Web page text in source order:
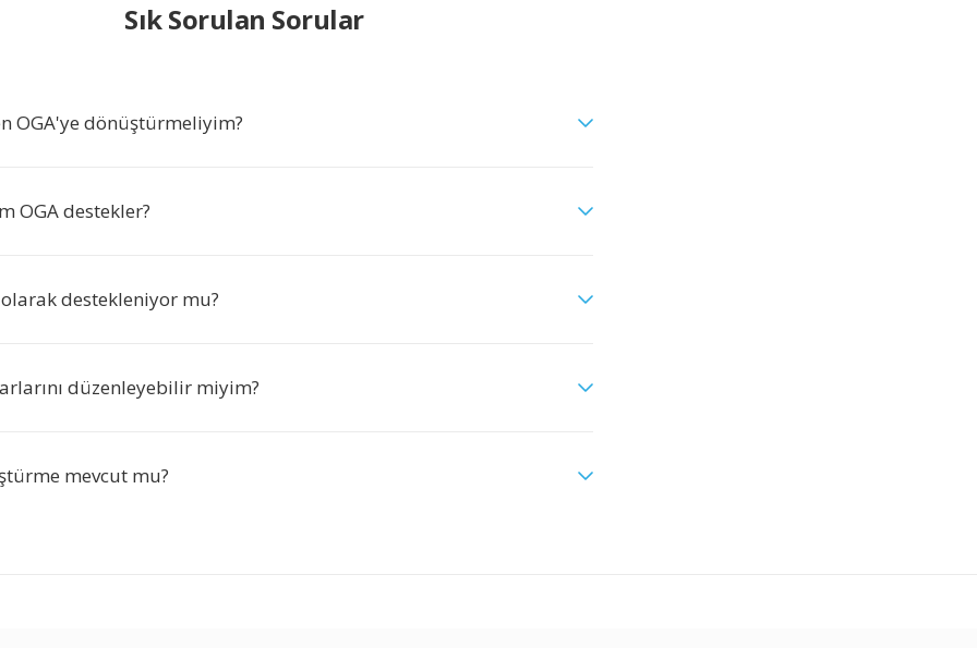
Sık Sorulan Sorular
OGA'ye dönüştürmeliyim?
OGA destekler?
olarak destekleniyor mu?
düzenleyebilir miyim?
mevcut mu?